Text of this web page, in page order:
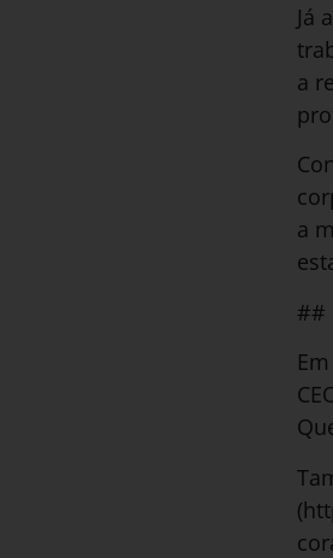
Já
a
a
##